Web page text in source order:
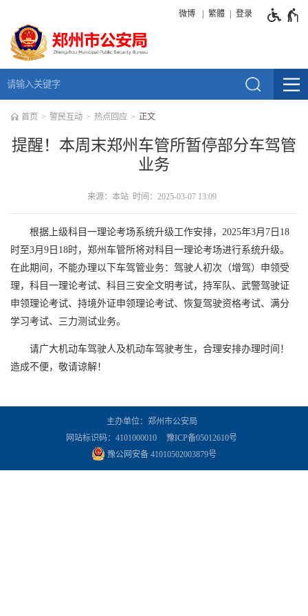
微博 繁體 登录
首页 警民互动 热点回应 正文
提醒！本周末郑州车管所暂停部分车驾管
业务
来源：本站 时间：2025-03-07 13:09
根据上级科目一理论考场系统升级工作安排，2025年3月7日18
时至3月9日18时，郑州车管所将对科目一理论考场进行系统升级。
在此期间，不能办理以下车驾管业务：驾驶人初次（增驾）申领受
理，科目一理论考试、科目三安全文明考试，持军队、武警驾驶证
申领理论考试、持境外证申领理论考试、恢复驾驶资格考试、满分
学习考试、三力测试业务。
请广大机动车驾驶人及机动车驾驶考生，合理安排办理时间！
造成不便，敬请谅解！
主办单位：郑州市公安局
网站标识码：4101000010
豫ICP备05012610号
豫公网安备 41010502003879号